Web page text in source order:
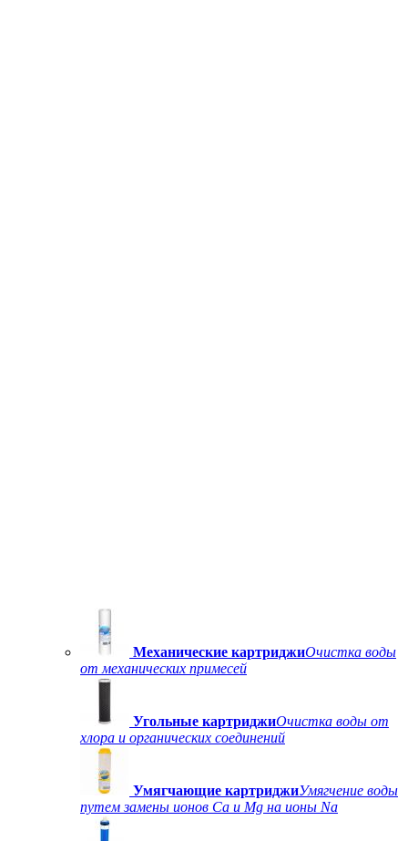
Механические картриджиОчистка воды
от механических примесей
Угольные картриджиОчистка воды от
хлора и органических соединений
Умягчающие картриджиУмягчение воды
путем замены ионов Ca и Mg на ионы Na